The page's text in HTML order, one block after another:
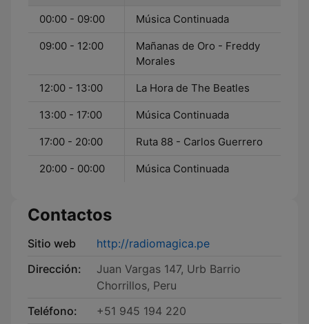
00:00 - 09:00 Música Continuada
09:00 - 12:00
Mañanas de Oro - Freddy
Morales
12:00 - 13:00 La Hora de The Beatles
13:00 - 17:00 Música Continuada
17:00 - 20:00 Ruta 88 - Carlos Guerrero
20:00 - 00:00 Música Continuada
Contactos
Sitio web
http://radiomagica.pe
Dirección:
Juan Vargas 147, Urb Barrio
Chorrillos, Peru
Teléfono:
+51 945 194 220